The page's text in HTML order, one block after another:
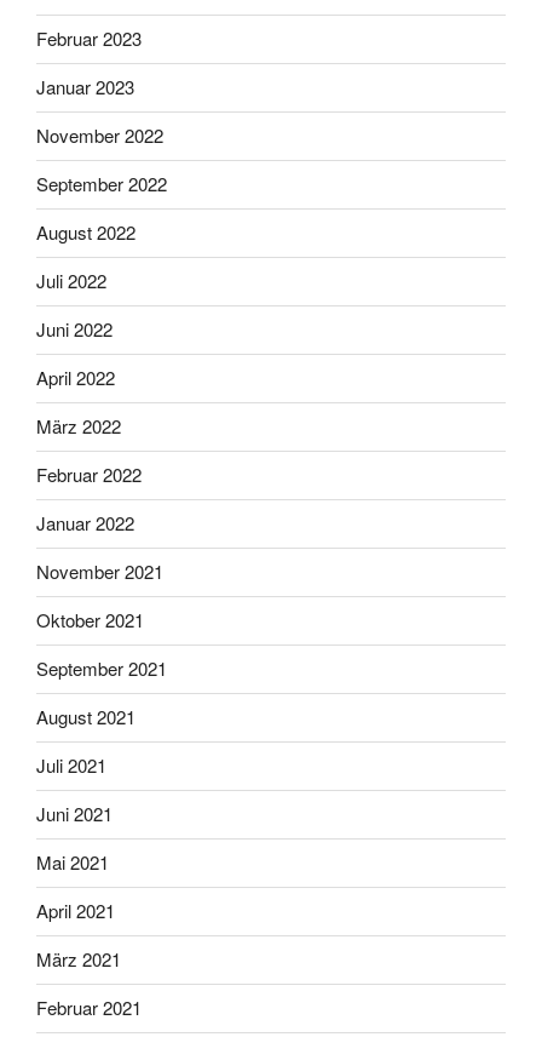
Februar 2023
Januar 2023
November 2022
September 2022
August 2022
Juli 2022
Juni 2022
April 2022
März 2022
Februar 2022
Januar 2022
November 2021
Oktober 2021
September 2021
August 2021
Juli 2021
Juni 2021
Mai 2021
April 2021
März 2021
Februar 2021